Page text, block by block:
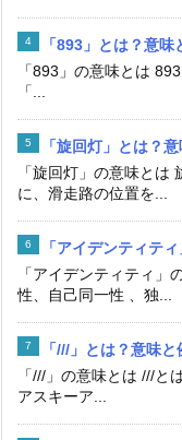
「893」とは？意
「893」の意味とは
「...
「旋回灯」とは？
「旋回灯」の意味とは
に、滑走路の位置を...
「アイデンティテ
「アイデンティティ」
性、自己同一性 、独...
「///」とは？意味
「///」の意味とは ///と
アスキーア...